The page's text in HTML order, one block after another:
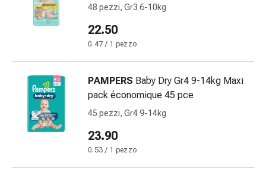
cardiaco
della
memoria
e
della
concentrazione
Allergie
e
febbre
économique 48 pce
48 pezzi, Gr3 6-10kg
22.50
0.47 / 1 pezzo
PAMPERS Baby Dry Gr4 9-14kg Maxi
pack économique 45 pce
45 pezzi, Gr4 9-14kg
23.90
0.53 / 1 pezzo